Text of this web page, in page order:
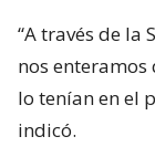
“A través de la
nos
lo tenían en el
indicó.